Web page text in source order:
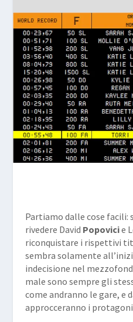
Partiamo dalle cose facili:
rivedere David Popovicie
riconquistare i rispettivi
sembra solamente
indecisione nel
male sono sempre gli
come andranno le gare, e
approcceranno i